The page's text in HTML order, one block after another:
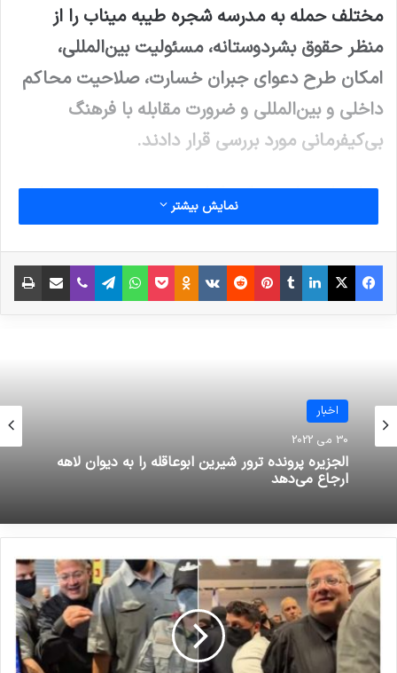
مختلف حمله به مدرسه شجره طیبه میناب را از
منظر حقوق بشردوستانه، مسئولیت بین‌المللی،
امکان طرح دعوای جبران خسارت، صلاحیت محاکم
داخلی و بین‌المللی و ضرورت مقابله با فرهنگ
بی‌کیفرمانی مورد بررسی قرار دادند.
‌در ابتدای جلسه، دکتر کرامتی‌معز، عضو هیئت علمی
دانشکدگان فارابی دانشگاه تهران و دبیر نشست،
ضمن تسلیت شهادت شهدای جنگ رمضان، گزارشی
از ابعاد انسانی فاجعه مدرسه میناب ارائه کرد و با
نوشته های مشابه
انتشار شاخص تروریسم جهانی در
صدر متاثرین از تروریسم
بررسی فیلم‌ها و سریال‌های ایرانی با
موضوع داعش
19 می 2025
نمایش بیشتر
فیس بوک X لینکدین
‫تامبلر‫پین‌ترست
‫رددیت‫VKontakte
‫Odnoklassniki
پاکتواتس آپ تلگراموایبر اشتراک گذاری از طریق ایمیل
اخبار
30 می 2022
الجزیره پرونده ترور شیرین ابوعاقله را به دیوان لاهه
ارجاع می‌دهد